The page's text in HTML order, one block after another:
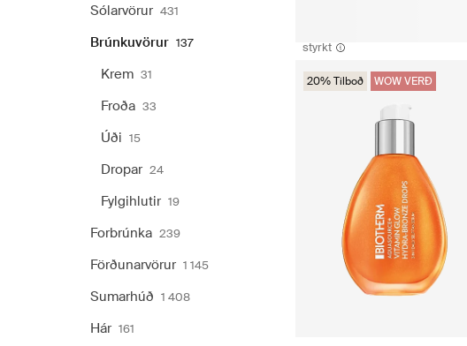
Sólarvörur 431
Brúnkuvörur 137
Krem 31
Froða 33
Úði 15
Dropar 24
Fylgihlutir 19
Forbrúnka 239
Förðunarvörur 1 145
Sumarhúð 1 408
Hár 161
styrkt
20% Tilboð WOW VERÐ